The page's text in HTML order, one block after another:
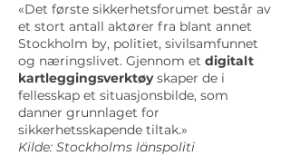
«Det første sikkerhetsforumet består av
et stort antall aktører fra blant annet
Stockholm by, politiet, sivilsamfunnet
og næringslivet. Gjennom et digitalt
kartleggingsverktøyskaper de i
fellesskap et situasjonsbilde, som
danner grunnlaget for
sikkerhetsskapende tiltak.»
Kilde: Stockholms länspoliti